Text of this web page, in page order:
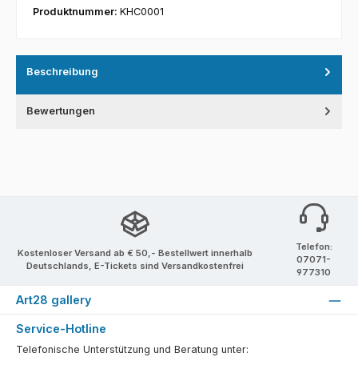
Produktnummer: KHC0001
Beschreibung
Bewertungen
Kostenloser Versand ab € 50,- Bestellwert innerhalb
Deutschlands, E-Tickets sind Versandkostenfrei
Telefon:
07071-
977310
Art28 gallery
Service-Hotline
Telefonische Unterstützung und Beratung unter: